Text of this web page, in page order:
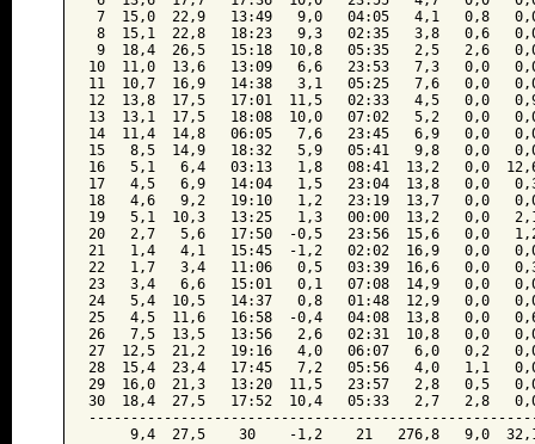
7  15,0  22,9   13:49   9,0   04:05   4,1   0,8
8  15,1  22,8   18:23   9,3   02:35   3,8   0,6
9  18,4  26,5   15:18  10,8   05:35   2,5   2,6
10  11,0  13,6   13:09   6,6   23:53   7,3   0,0   0,0
11  10,7  16,9   14:38   3,1   05:25   7,6   0,0
12  13,8  17,5   17:01  11,5   02:33   4,5   0,0
13  13,1  17,5   18:08  10,0   07:02   5,2   0,0
14  11,4  14,8   06:05   7,6   23:45   6,9   0,0   0,0
15   8,5  14,9   18:32   5,9   05:41   9,8   0,0
16   5,1   6,4   03:13   1,8   08:41  13,2   0,0
17   4,5   6,9   14:04   1,5   23:04  13,8   0,0
18   4,6   9,2   19:10   1,2   23:19  13,7   0,0
19   5,1  10,3   13:25   1,3   00:00  13,2   0,0
20   2,7   5,6   17:50  -0,5   23:56  15,6   0,0
21   1,4   4,1   15:45  -1,2   02:02  16,9   0,0
22   1,7   3,4   11:06   0,5   03:39  16,6   0,0   0,3
23   3,4   6,6   15:01   0,1   07:08  14,9   0,0
24   5,4  10,5   14:37   0,8   01:48  12,9   0,0
25   4,5  11,6   16:58  -0,4   04:08  13,8   0,0
26   7,5  13,5   13:56   2,6   02:31  10,8   0,0
27  12,5  21,2   19:16   4,0   06:07   6,0   0,2
28  15,4  23,4   17:45   7,2   05:56   4,0   1,1
29  16,0  21,3   13:20  11,5   23:57   2,8   0,5
30  18,4  27,5   17:52  10,4   05:33   2,7   2,8
9,4  27,5    30    -1,2    21   276,8   9,0